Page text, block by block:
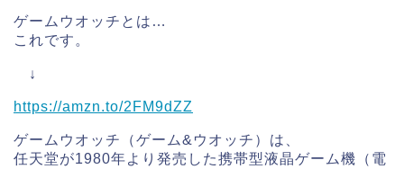
ゲームウオッチとは…
これです。
↓
https://amzn.to/2FM9dZZ
ゲームウオッチ（ゲーム&ウオッチ）は、
任天堂が1980年より発売した携帯型液晶ゲーム機（電